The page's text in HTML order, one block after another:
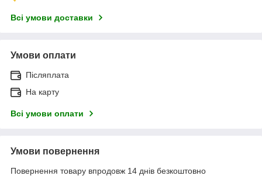
Всі умови доставки
Умови оплати
Післяплата
На карту
Всі умови оплати
Умови повернення
Повернення товару впродовж 14 днів безкоштовно